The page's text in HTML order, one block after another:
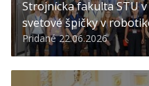
Strojnícka fakulta STU
svetové špičky v
Pridané 22.06.2026